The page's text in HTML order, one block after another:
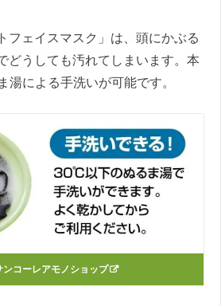
フェイスマスク」は、頭にかぶる
どうしても汚れてしまいます。本
による手洗いが可能です。
ンコーレアモノショップ